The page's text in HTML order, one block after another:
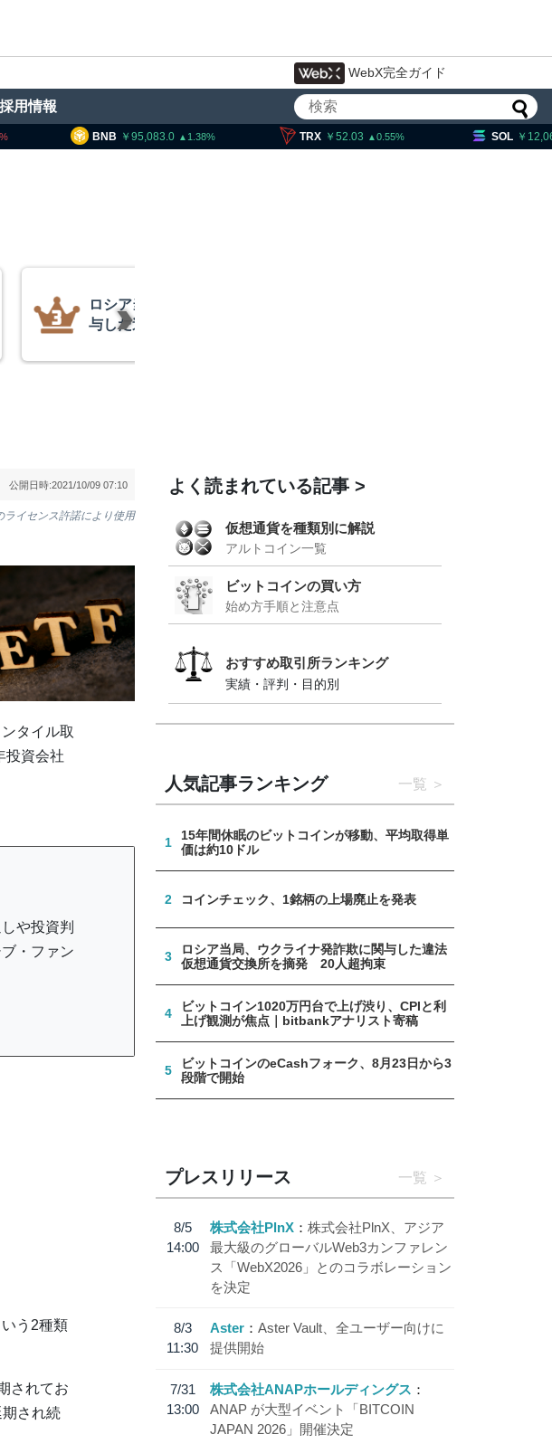
WebX完全ガイド
採用情報
95,083.0 1.38 52.03 0.55 12,062.0 2.15
ロシア当局、ウクライナ発詐欺に関
与した違法仮想通貨交換所を摘発
公開日時:2021/10/09 07:10
ライセンス許諾により使用
タイル取
投資会社
や投資判
・ファン
う2種類
されてお
され続
よく読まれている記事
仮想通貨を種類別に解説
アルトコイン一覧
ビットコインの買い方
始め方手順と注意点
おすすめ取引所ランキング
実績・評判・目的別
人気記事ランキング 一覧
1
15年間休眠のビットコインが移動、平均取得単
価は約10ドル
2 コインチェック、1銘柄の上場廃止を発表
3
ロシア当局、ウクライナ発詐欺に関与した違法
仮想通貨交換所を摘発 20人超拘束
4
ビットコイン1020万円台で上げ渋り、CPIと利
上げ観測が焦点｜bitbankアナリスト寄稿
5
ビットコインのeCashフォーク、8月23日から3
段階で開始
プレスリリース 一覧
8/5
14:00
株式会社PlnX
株式会社PlnX、アジア
最大級のグローバルWeb3カンファレン
ス「WebX2026」とのコラボレーション
を決定
8/3
11:30
Aster
Aster Vault、全ユーザー向けに
提供開始
7/31
13:00
株式会社ANAPホールディングス
ANAP が大型イベント「BITCOIN
JAPAN 2026」開催決定